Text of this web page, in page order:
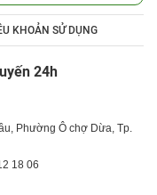
KHOẢN SỬ DỤNG
24h
Phường Ô chợ Dừa, Tp.
18 06